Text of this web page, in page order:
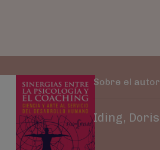
Sobre el autor
Iding, Doris